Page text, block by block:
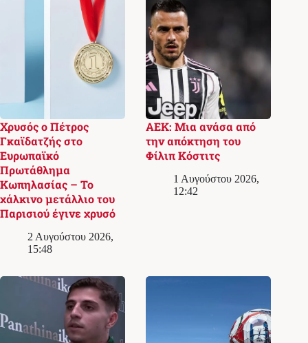
Χρυσός ο Πέτρος
Γκαϊδατζής στο
Ευρωπαϊκό
Πρωτάθλημα
Κωπηλασίας – Το
χάλκινο μετάλλιο του
Παρισιού έγινε χρυσό
2 Αυγούστου 2026,
15:48
ΑΕΚ: Μια ανάσα από
την απόκτηση του
Φίλιπ Κόστιτς
1 Αυγούστου 2026,
12:42